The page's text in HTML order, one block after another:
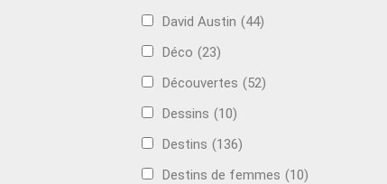
David Austin (44)
Déco (23)
Découvertes (52)
Dessins (10)
Destins (136)
Destins de femmes (10)